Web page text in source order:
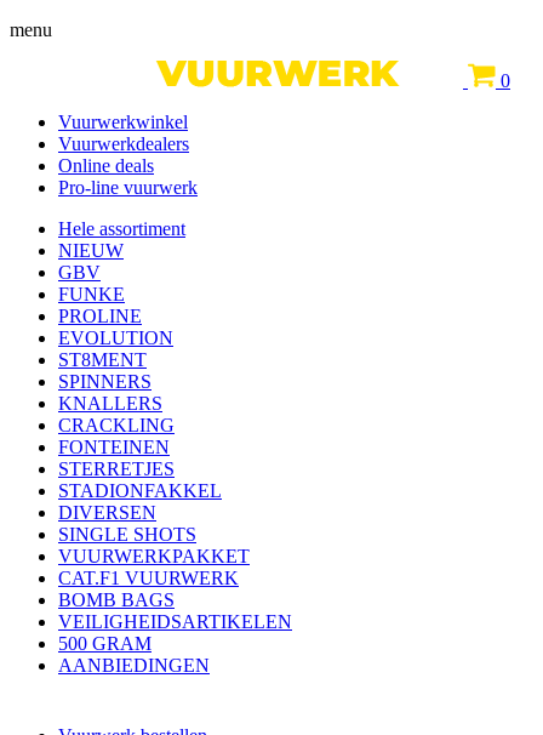
menu
0
Vuurwerkwinkel
Vuurwerkdealers
Online deals
Pro-line vuurwerk
Hele assortiment
NIEUW
GBV
FUNKE
PROLINE
EVOLUTION
ST8MENT
SPINNERS
KNALLERS
CRACKLING
FONTEINEN
STERRETJES
STADIONFAKKEL
DIVERSEN
SINGLE SHOTS
VUURWERKPAKKET
CAT.F1 VUURWERK
BOMB BAGS
VEILIGHEIDSARTIKELEN
500 GRAM
AANBIEDINGEN